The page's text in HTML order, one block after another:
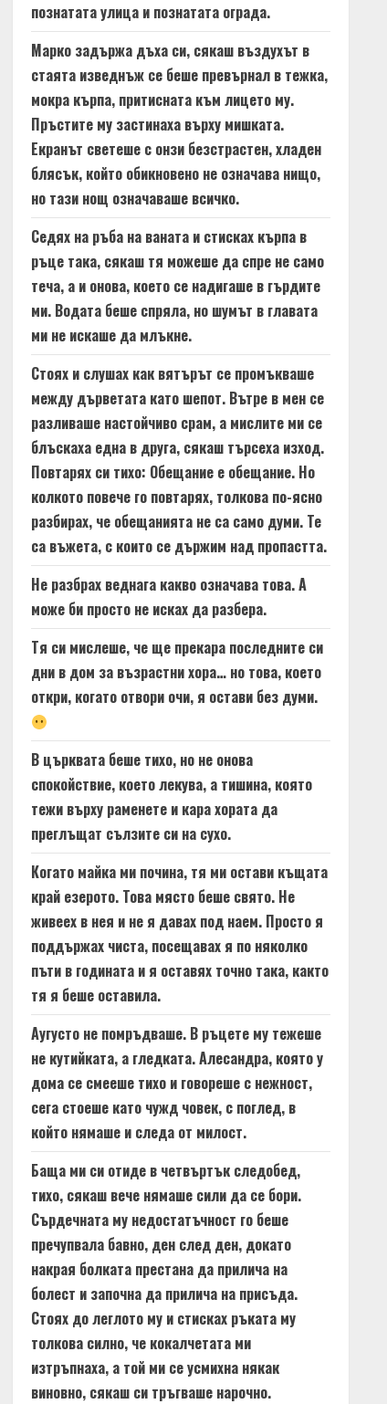
познатата улица и познатата ограда.
Марко задържа дъха си, сякаш въздухът в
стаята изведнъж се беше превърнал в тежка,
мокра кърпа, притисната към лицето му.
Пръстите му застинаха върху мишката.
Екранът светеше с онзи безстрастен, хладен
блясък, който обикновено не означава нищо,
но тази нощ означаваше всичко.
Седях на ръба на ваната и стисках кърпа в
ръце така, сякаш тя можеше да спре не само
теча, а и онова, което се надигаше в гърдите
ми. Водата беше спряла, но шумът в главата
ми не искаше да млъкне.
Стоях и слушах как вятърът се промъкваше
между дърветата като шепот. Вътре в мен се
разливаше настойчиво срам, а мислите ми се
блъскаха една в друга, сякаш търсеха изход.
Повтарях си тихо: Обещание е обещание. Но
колкото повече го повтарях, толкова по-ясно
разбирах, че обещанията не са само думи. Те
са въжета, с които се държим над пропастта.
Не разбрах веднага какво означава това. А
може би просто не исках да разбера.
Тя си мислеше, че ще прекара последните си
дни в дом за възрастни хора… но това, което
откри, когато отвори очи, я остави без думи.
В църквата беше тихо, но не онова
спокойствие, което лекува, а тишина, която
тежи върху раменете и кара хората да
преглъщат сълзите си на сухо.
Когато майка ми почина, тя ми остави къщата
край езерото. Това място беше свято. Не
живеех в нея и не я давах под наем. Просто я
поддържах чиста, посещавах я по няколко
пъти в годината и я оставях точно така, както
тя я беше оставила.
Аугусто не помръдваше. В ръцете му тежеше
не кутийката, а гледката. Алесандра, която у
дома се смееше тихо и говореше с нежност,
сега стоеше като чужд човек, с поглед, в
който нямаше и следа от милост.
Баща ми си отиде в четвъртък следобед,
тихо, сякаш вече нямаше сили да се бори.
Сърдечната му недостатъчност го беше
пречупвала бавно, ден след ден, докато
накрая болката престана да прилича на
болест и започна да прилича на присъда.
Стоях до леглото му и стисках ръката му
толкова силно, че кокалчетата ми
изтръпнаха, а той ми се усмихна някак
виновно, сякаш си тръгваше нарочно.